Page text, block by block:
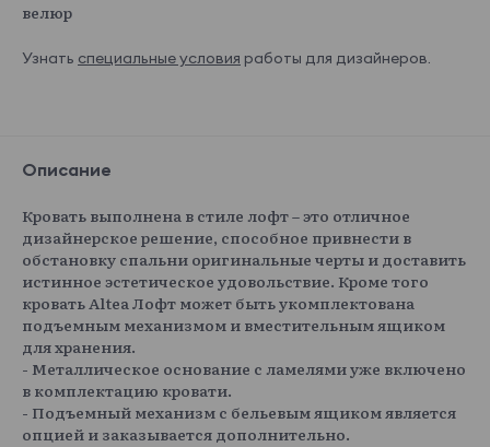
велюр
Узнать специальные условия работы для дизайнеров.
Описание
Кровать выполнена в стиле лофт – это отличное
дизайнерское решение, способное привнести в
обстановку спальни оригинальные черты и доставить
истинное эстетическое удовольствие. Кроме того
кровать Altea Лофт может быть укомплектована
подъемным механизмом и вместительным ящиком
для хранения.
- Металлическое основание с ламелями уже включено
в комплектацию кровати.
- Подъемный механизм с бельевым ящиком является
опцией и заказывается дополнительно.